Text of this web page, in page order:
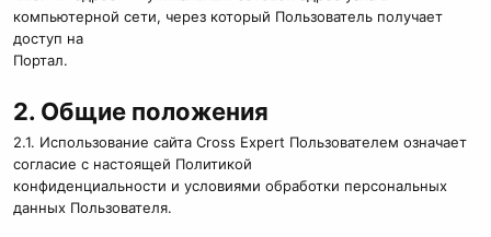
компьютерной сети, через который Пользователь получает
доступ на
Портал.
2. Общие положения
2.1. Использование сайта Cross Expert Пользователем означает
согласие с настоящей Политикой
конфиденциальности и условиями обработки персональных
данных Пользователя.